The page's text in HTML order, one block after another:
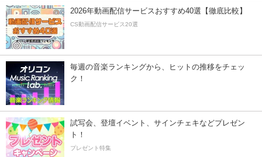
2026年動画配信サービスおすすめ40選【徹底比較】
CS動画配信サービス20選
毎週の音楽ランキングから、ヒットの推移をチェッ
ク！
試写会、登壇イベント、サインチェキなどプレゼン
ト！
プレゼント特集